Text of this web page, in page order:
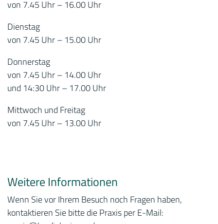
von 7.45 Uhr – 16.00 Uhr
Dienstag
von 7.45 Uhr – 15.00 Uhr
Donnerstag
von 7.45 Uhr – 14.00 Uhr
und 14:30 Uhr – 17.00 Uhr
Mittwoch und Freitag
von 7.45 Uhr – 13.00 Uhr
Weitere Informationen
Wenn Sie vor Ihrem Besuch noch Fragen haben,
kontaktieren Sie bitte die Praxis per E-Mail: